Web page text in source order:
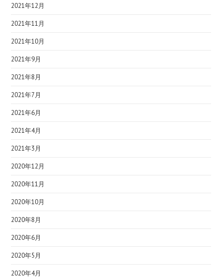
2021年12月
2021年11月
2021年10月
2021年9月
2021年8月
2021年7月
2021年6月
2021年4月
2021年3月
2020年12月
2020年11月
2020年10月
2020年8月
2020年6月
2020年5月
2020年4月